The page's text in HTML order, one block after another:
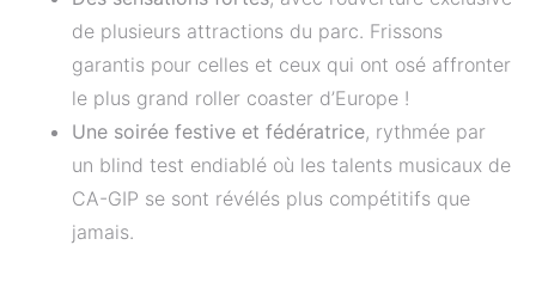
de plusieurs attractions du parc. Frissons
garantis pour celles et ceux qui ont osé affronter
le plus grand roller coaster d’Europe !
Une soirée festive et fédératrice, rythmée par
un blind test endiablé où les talents musicaux de
CA-GIP se sont révélés plus compétitifs que
jamais.